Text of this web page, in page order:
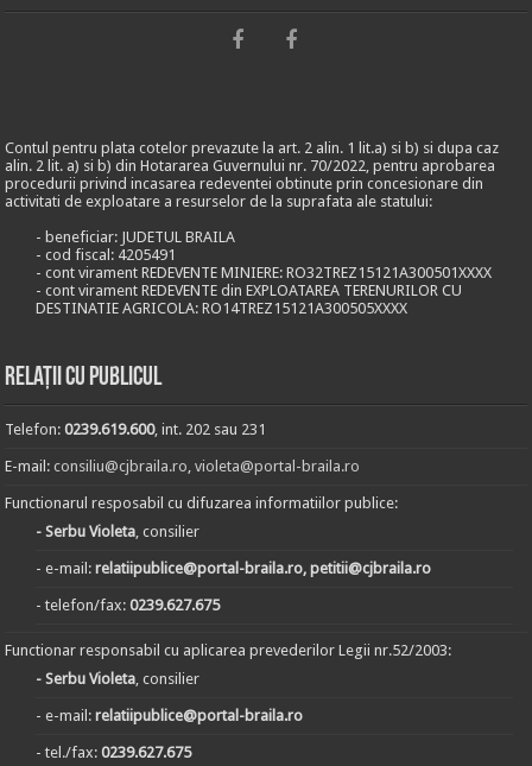
Contul pentru plata cotelor prevazute la art. 2 alin. 1 lit.a) si b) si dupa caz
alin. 2 lit. a) si b) din Hotararea Guvernului nr. 70/2022, pentru aprobarea
procedurii privind incasarea redeventei obtinute prin concesionare din
activitati de exploatare a resurselor de la suprafata ale statului:
- beneficiar: JUDETUL BRAILA
- cod fiscal: 4205491
- cont virament REDEVENTE MINIERE: RO32TREZ15121A300501XXXX
- cont virament REDEVENTE din EXPLOATAREA TERENURILOR CU
DESTINATIE AGRICOLA: RO14TREZ15121A300505XXXX
Relații cu publicul
Telefon:0239.619.600, int. 202 sau 231
E-mail:consiliu@cjbraila.ro,violeta@portal-braila.ro
Functionarul resposabil cu difuzarea informatiilor publice:
- Serbu Violeta, consilier
- e-mail:relatiipublice@portal-braila.ro, petitii@cjbraila.ro
- telefon/fax:0239.627.675
Functionar responsabil cu aplicarea prevederilor Legii nr.52/2003:
- Serbu Violeta, consilier
- e-mail:relatiipublice@portal-braila.ro
- tel./fax:0239.627.675